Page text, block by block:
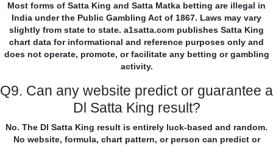
Most forms of Satta King and Satta Matka betting are illegal in
India under the Public Gambling Act of 1867. Laws may vary
slightly from state to state. a1satta.com publishes Satta King
chart data for informational and reference purposes only and
does not operate, promote, or facilitate any betting or gambling
activity.
Q9. Can any website predict or guarantee a
Dl Satta King result?
No. The Dl Satta King result is entirely luck-based and random.
No website, formula, chart pattern, or person can predict or